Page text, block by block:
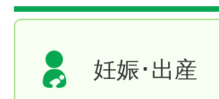
妊娠･出産